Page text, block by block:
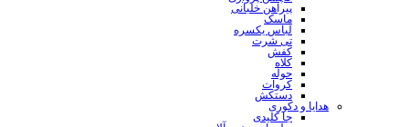
پیراهن خلبانی
ماسک
لباس یکسره
تی شرت
کفش
کلاه
حوله
کروات
دستکش
هدایا و دکوری
جا کلیدی